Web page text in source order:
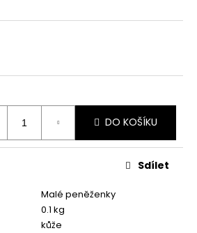
DO KOŠÍKU
Malé peněženky
0.1 kg
kůže
Sdílet